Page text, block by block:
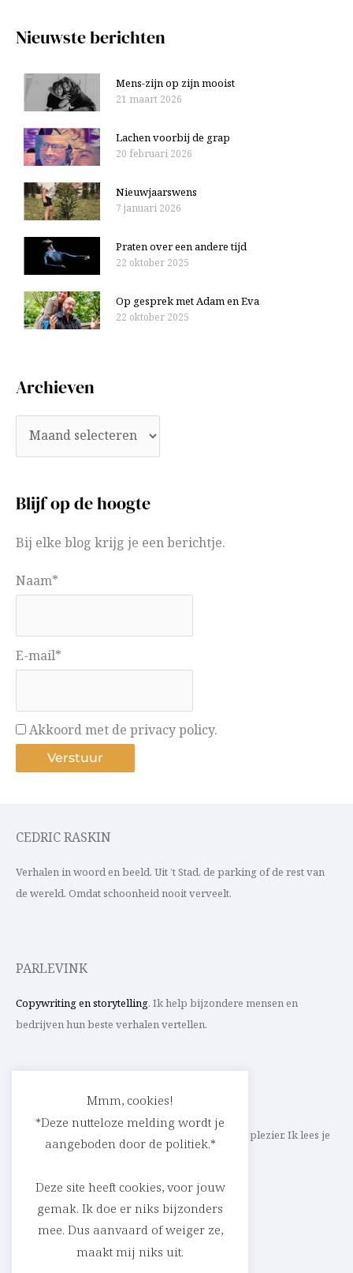
r
Nieuwste berichten
Mens-zijn op zijn mooist
21 maart 2026
Lachen voorbij de grap
20 februari 2026
Nieuwjaarswens
7 januari 2026
Praten over een andere tijd
22 oktober 2025
Op gesprek met Adam en Eva
22 oktober 2025
Archieven
n
Blijf op de hoogte
Bij elke blog krijg je een berichtje.
Naam*
E-mail*
Akkoord met de privacy policy.
CEDRIC RASKIN
Verhalen in woord en beeld. Uit ’t Stad, de parking of de rest van
de wereld. Omdat schoonheid nooit verveelt.
PARLEVINK
Copywriting en storytelling. Ik help bijzondere mensen en
bedrijven hun beste verhalen vertellen.
Schrijf ik straks mee aan jouw verhaal? Met veel plezier. Ik lees je
heel graag op
cedric@parlevink.be
SOCIAL
Facebook
Instagram
Linkedin
Mmm, cookies!
*Deze nutteloze melding wordt je
aangeboden door de politiek.*
Deze site heeft cookies, voor jouw
gemak. Ik doe er niks bijzonders
mee. Dus aanvaard of weiger ze,
maakt mij niks uit.